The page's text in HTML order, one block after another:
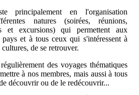
principalement en l'organisation
natures (soirées, réunions,
et excursions) qui permettent aux
pays et à tous ceux qui s'intéressent à
de se retrouver.
des voyages thématiques
à nos membres, mais aussi à tous
découvrir ou de le redécouvrir...